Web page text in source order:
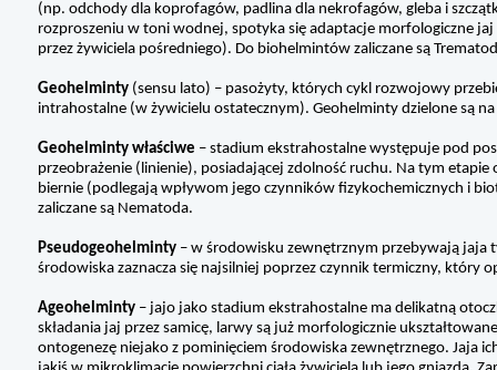
(np. odchody dla koprofagów, padlina dla nekrofagów, gleba i
rozproszeniu w toni wodnej, spotyka się adaptacje morfologiczne
przez żywiciela pośredniego). Do biohelmintów zaliczane są
Geohelminty (sensu lato) – pasożyty, których cykl rozwojowy
intrahostalne (w żywicielu ostatecznym). Geohelminty dzielone są
Geohelminty właściwe – stadium ekstrahostalne występuje pod
przeobrażenie (linienie), posiadającej zdolność ruchu. Na tym
biernie (podlegają wpływom jego czynników fizykochemicznych i
zaliczane są Nematoda.
Pseudogeohelminty – w środowisku zewnętrznym przebywają jaja
środowiska zaznacza się najsilniej poprzez czynnik termiczny, który
Ageohelminty – jajo jako stadium ekstrahostalne ma delikatną
składania jaj przez samicę, larwy są już morfologicznie
ontogenezę niejako z pominięciem środowiska zewnętrznego. Jaja